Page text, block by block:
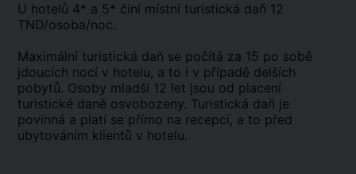
U hotelů 4* a 5* činí místní turistická daň 12
TND/osoba/noc.
Maximální turistická daň se počítá za 15 po sobě
jdoucích nocí v hotelu, a to i v případě delších
pobytů. Osoby mladší 12 let jsou od placení
turistické daně osvobozeny. Turistická daň je
povinná a platí se přímo na recepci, a to před
ubytováním klientů v hotelu.